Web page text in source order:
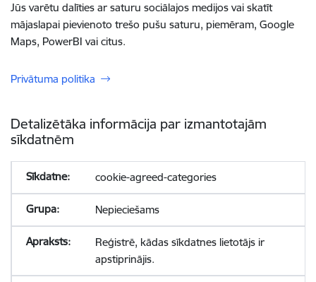
Jūs varētu dalīties ar saturu sociālajos medijos vai skatīt
mājaslapai pievienoto trešo pušu saturu, piemēram, Google
Maps, PowerBI vai citus.
Privātuma politika
Detalizētāka informācija par izmantotajām
sīkdatnēm
cookie-agreed-categories
Nepieciešams
Reģistrē, kādas sīkdatnes lietotājs ir
apstiprinājis.